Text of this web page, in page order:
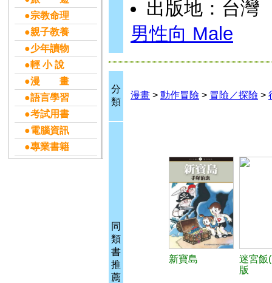
●宗教命理
●親子教養
●少年讀物
●輕 小 說
●漫 畫
●語言學習
●考試用書
●電腦資訊
●專業書籍
出版地：台灣
男性向 Male
分
類
漫畫 > 動作冒險 > 冒險／探險 >
同
類
書
推
薦
新寶島
迷宮飯
版